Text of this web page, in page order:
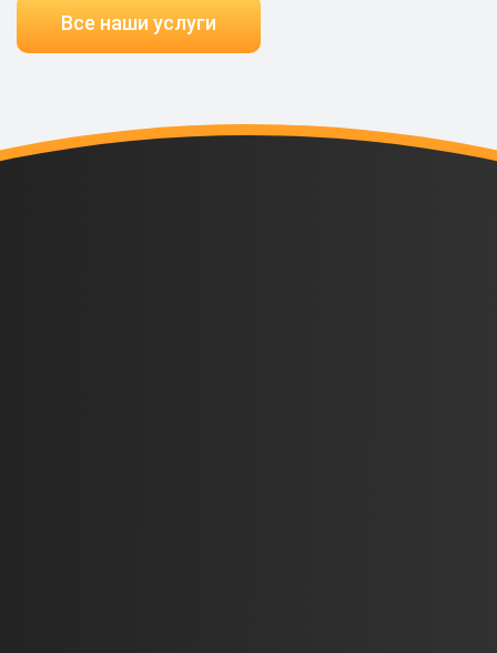
Все наши услуги